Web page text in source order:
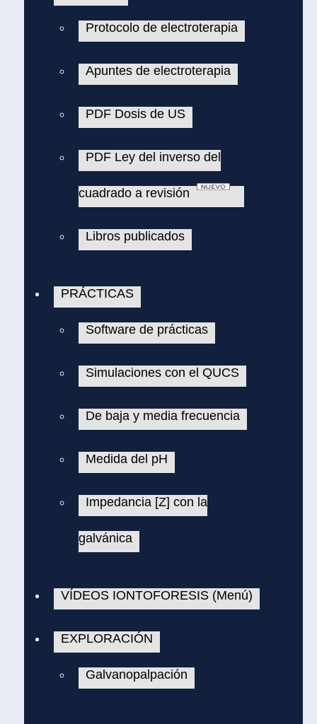
Protocolo de electroterapia
Apuntes de electroterapia
PDF Dosis de US
PDF Ley del inverso del
cuadrado a revisión
Libros publicados
PRÁCTICAS
Software de prácticas
Simulaciones con el QUCS
De baja y media frecuencia
Medida del pH
Impedancia [Z] con la
galvánica
VÍDEOS IONTOFORESIS (Menú)
EXPLORACIÓN
Galvanopalpación